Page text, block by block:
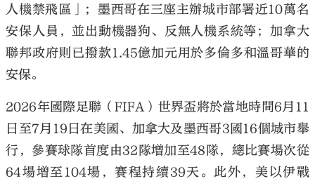
人機禁飛區」；墨西哥在三座主辦城市部署近10萬名
安保人員，並出動機器狗、反無人機系統等；加拿大
聯邦政府則已撥款1.45億加元用於多倫多和溫哥華的
安保。
2026年國際足聯（FIFA）世界盃將於當地時間6月11
日至7月19日在美國、加拿大及墨西哥3國16個城市舉
行，參賽球隊首度由32隊增加至48隊，總比賽場次從
64場增至104場，賽程持續39天。此外，美以伊戰